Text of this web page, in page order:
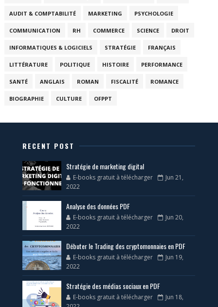
AUDIT & COMPTABILITÉ MARKETING PSYCHOLOGIE
COMMUNICATION RH COMMERCE SCIENCE DROIT
INFORMATIQUES & LOGICIELS STRATÉGIE FRANÇAIS
LITTÉRATURE POLITIQUE HISTOIRE PERFORMANCE
SANTÉ ANGLAIS ROMAN FISCALITÉ ROMANCE
BIOGRAPHIE CULTURE OFPPT
RECENT POST
Stratégie de marketing digital
E-books gratuit à télécharger
Jun 21,
2022
Analyse des données PDF
E-books gratuit à télécharger
Jun 20,
2022
Débuter le Trading des cryptomonnaies en PDF
E-books gratuit à télécharger
Jun 19,
2022
Stratégie des médias sociaux en PDF
E-books gratuit à télécharger
Jun 18,